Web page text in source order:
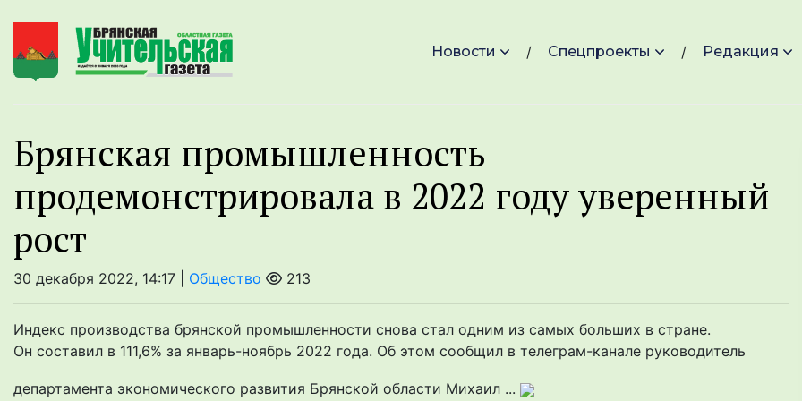
Новости Спецпроекты Редакция
Брянская промышленность
продемонстрировала в 2022 году уверенный
рост
30 декабря 2022, 14:17 | Общество 213
Индекс производства брянской промышленности снова стал одним из самых больших в стране.
Он составил в 111,6% за январь-ноябрь 2022 года. Об этом сообщил в телеграм-канале руководитель
департамента экономического развития Брянской области Михаил ...